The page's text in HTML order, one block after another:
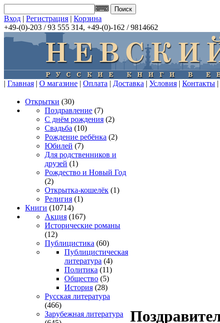
Вход | Регистрация | Корзина
+49-(0)-203 / 93 555 314, +49-(0)-162 / 9814662
| Главная | О магазине | Оплата | Доставка | Условия | Контакты |
Открытки (30)
Поздравление (7)
С днём рождения (2)
Свадьба (10)
Рождение ребёнка (2)
Юбилей (7)
Для родственников и
друзей (1)
Рождество и Новый Год
(2)
Открытка-кошелёк (1)
Религия (1)
Книги (10714)
Акция (167)
Исторические романы
(12)
Публицистика (60)
Публицистическая
литература (4)
Политика (11)
Общество (5)
История (28)
Русская литература
(466)
Зарубежная литература